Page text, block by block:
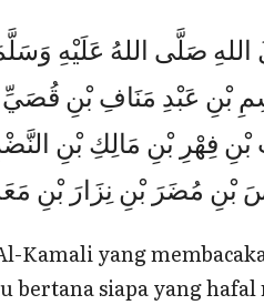
صَلَّى اللهُ عَلَيْهِ
بْنِ عَبْدِ مَنَافِ بْنِ
فِهْرِ بْنِ مَالِكِ بْنِ
Kamali yang
bertana siapa yang hafal